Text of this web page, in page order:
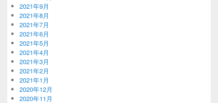
2021年9月
2021年8月
2021年7月
2021年6月
2021年5月
2021年4月
2021年3月
2021年2月
2021年1月
2020年12月
2020年11月